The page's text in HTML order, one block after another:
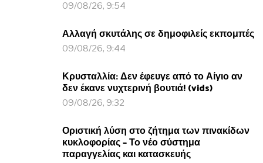
09/08/26, 9:54
Αλλαγή σκυτάλης σε δημοφιλείς εκπομπές
09/08/26, 9:44
Κρυσταλλία: Δεν έφευγε από το Αίγιο αν
δεν έκανε νυχτερινή βουτιά! (vids)
09/08/26, 9:32
Οριστική λύση στο ζήτημα των πινακίδων
κυκλοφορίας – Το νέο σύστημα
παραγγελίας και κατασκευής